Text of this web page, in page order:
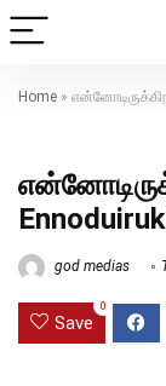
Home »
god medias
Save
0